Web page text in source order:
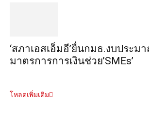
‘สภาเอสเอ็มอี’ยื่นกมธ.งบประม
มาตรการการเงินช่วย’SMEs’
โหลดเพิ่มเติม